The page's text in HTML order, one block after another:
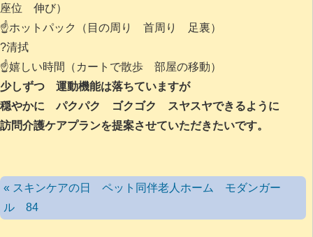
座位 伸び）
☝️ホットパック（目の周り 首周り 足裏）
?清拭
☝️嬉しい時間（カートで散歩 部屋の移動）
少しずつ 運動機能は落ちていますが
穏やかに パクパク ゴクゴク スヤスヤできるように
訪問介護ケアプランを提案させていただきたいです。
« スキンケアの日 ペット同伴老人ホーム モダンガー
ル 84